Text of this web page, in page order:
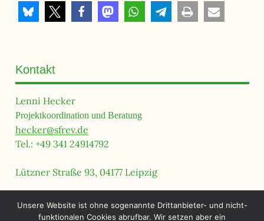
Kontakt
Lenni Hecker
Projektkoordination und Beratung
hecker@sfrev.de
Tel.: +49 341 24914792
Lützner Straße 93, 04177 Leipzig
Sprechzeiten
Unsere Website ist ohne sogenannte Drittanbieter- und nicht-
funktionalen Cookies abrufbar. Wir setzen aber ein